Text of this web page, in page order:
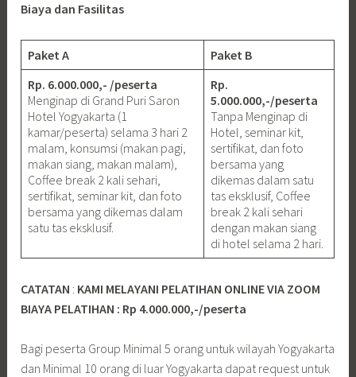
Biaya dan Fasilitas
Paket A
Paket B
Rp. 6.000.000,- /peserta
Menginap di Grand Puri Saron
Hotel Yogyakarta (1
kamar/peserta) selama 3 hari 2
malam, konsumsi (makan pagi,
makan siang, makan malam),
Coffee break 2 kali sehari,
sertifikat, seminar kit, dan foto
bersama yang dikemas dalam
satu tas eksklusif.
Rp.
5.000.000,-/peserta
Tanpa Menginap di
Hotel, seminar kit,
sertifikat, dan foto
bersama yang
dikemas dalam satu
tas eksklusif, Coffee
break 2 kali sehari
dengan makan siang
di hotel selama 2 hari.
CATATAN : KAMI MELAYANI PELATIHAN ONLINE VIA ZOOM
BIAYA PELATIHAN : Rp 4.000.000,-/peserta
Bagi peserta Group Minimal 5 orang untuk wilayah Yogyakarta
dan Minimal 10 orang di luar Yogyakarta dapat request untuk